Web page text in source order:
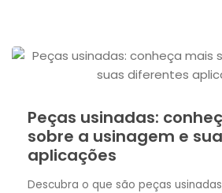
Peças usinadas:
sobre a usinagem e
aplicações
Descubra o que são peças